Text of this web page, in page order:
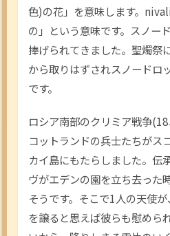
色)の花」を意味します。
の」という意味です。スノー
捧げられてきました。聖燭祭
から取りはずされスノードロ
です。
ロシア南部のクリミア戦争
コットランドの兵士たちがス
カイ島にもたらしました。伝
ヴがエデンの園を立ち去った
そうです。そこで1人の天使
を譲ると思えば彼らも慰めら